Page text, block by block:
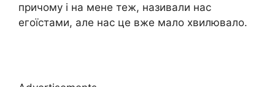
причому і на мене теж, називали нас
егоїстами, але нас це вже мало хвилювало.